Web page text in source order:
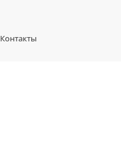
Контакты